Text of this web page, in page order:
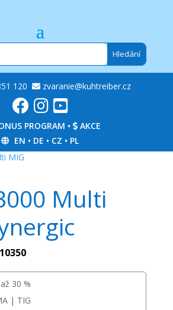
120 zvaranie@kuhtreiber.cz
PROGRAM •
AKCE
EN • DE • CZ • PL
Multi
30 %
| TIG